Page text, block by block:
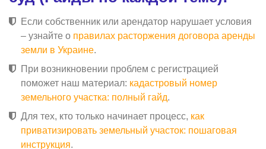
Если собственник или арендатор нарушает условия
– узнайте о правилах расторжения договора аренды
земли в Украине.
При возникновении проблем с регистрацией
поможет наш материал: кадастровый номер
земельного участка: полный гайд.
Для тех, кто только начинает процесс, как
приватизировать земельный участок: пошаговая
инструкция.